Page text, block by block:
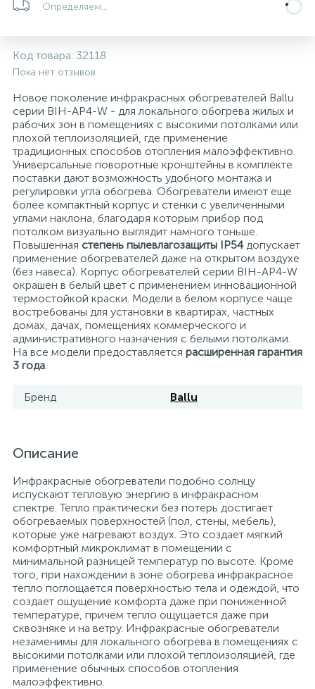
Бытовые насосы
Насосы для бассейнов
Центробежные in-line насосы
Контрольно-измерительные приборы
Теплоизоляция
282
Крепеж и аксессуары
Мультипатронные фильтры
Гидроаккумуляторы (гидробаки) для систем
водоснабжения
Комплектующие для систем водоподготовки
Фильтры механической очистки
37
Фильтры под мойку
Определяем...
Код товара: 32118
Пока нет отзывов
Новое поколение инфракрасных обогревателей Ballu
серии BIH-AP4-W - для локального обогрева жилых и
рабочих зон в помещениях с высокими потолками или
плохой теплоизоляцией, где применение
традиционных способов отопления малоэффективно.
Универсальные поворотные кронштейны в комплекте
поставки дают возможность удобного монтажа и
регулировки угла обогрева. Обогреватели имеют еще
более компактный корпус и стенки с увеличенными
углами наклона, благодаря которым прибор под
потолком визуально выглядит намного тоньше.
Повышенная степень пылевлагозащиты IP54допускает
применение обогревателей даже на открытом воздухе
(без навеса). Корпус обогревателей серии BIH-AP4-W
окрашен в белый цвет с применением инновационной
термостойкой краски. Модели в белом корпусе чаще
востребованы для установки в квартирах, частных
домах, дачах, помещениях коммерческого и
административного назначения с белыми потолками.
На все модели предоставляется расширенная гарантия
3 года.
Бренд Ballu
Описание
Инфракрасные обогреватели подобно солнцу
испускают тепловую энергию в инфракрасном
спектре. Тепло практически без потерь достигает
обогреваемых поверхностей (пол, стены, мебель),
которые уже нагревают воздух. Это создает мягкий
комфортный микроклимат в помещении с
минимальной разницей температур по высоте. Кроме
того, при нахождении в зоне обогрева инфракрасное
тепло поглощается поверхностью тела и одеждой, что
создает ощущение комфорта даже при пониженной
температуре, причем тепло ощущается даже при
сквозняке и на ветру. Инфракрасные обогреватели
незаменимы для локального обогрева в помещениях с
высокими потолками или плохой теплоизоляцией, где
применение обычных способов отопления
малоэффективно.